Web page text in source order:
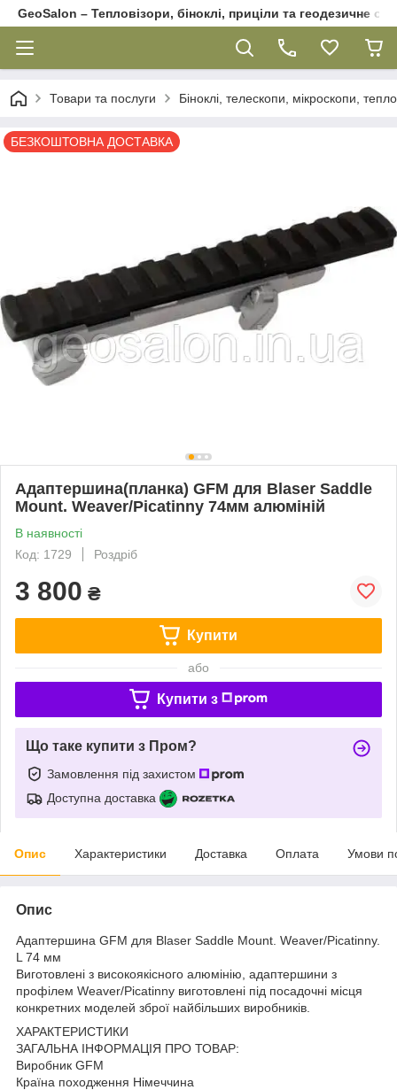
GeoSalon – Тепловізори, біноклі, приціли та геодезичне
Товари та послуги Біноклі, телескопи, мікроскопи,
БЕЗКОШТОВНА ДОСТАВКА
Адаптершина(планка) GFM для Blaser Saddle
Mount. Weaver/Picatinny 74мм алюміній
В наявності
Код: 1729
Роздріб
3 800 ₴
Купити
або
Купити з
Що таке купити з Пром?
Замовлення під захистом
Доступна доставка
Опис Характеристики Доставка Оплата Умови
Опис
Адаптершина GFM для Blaser Saddle Mount. Weaver/Picatinny.
L 74 мм
Виготовлені з високоякісного алюмінію, адаптершини з
профілем Weaver/Picatinny виготовлені під посадочні місця
конкретних моделей зброї найбільших виробників.
ХАРАКТЕРИСТИКИ
ЗАГАЛЬНА ІНФОРМАЦІЯ ПРО ТОВАР:
Виробник GFM
Країна походження Німеччина